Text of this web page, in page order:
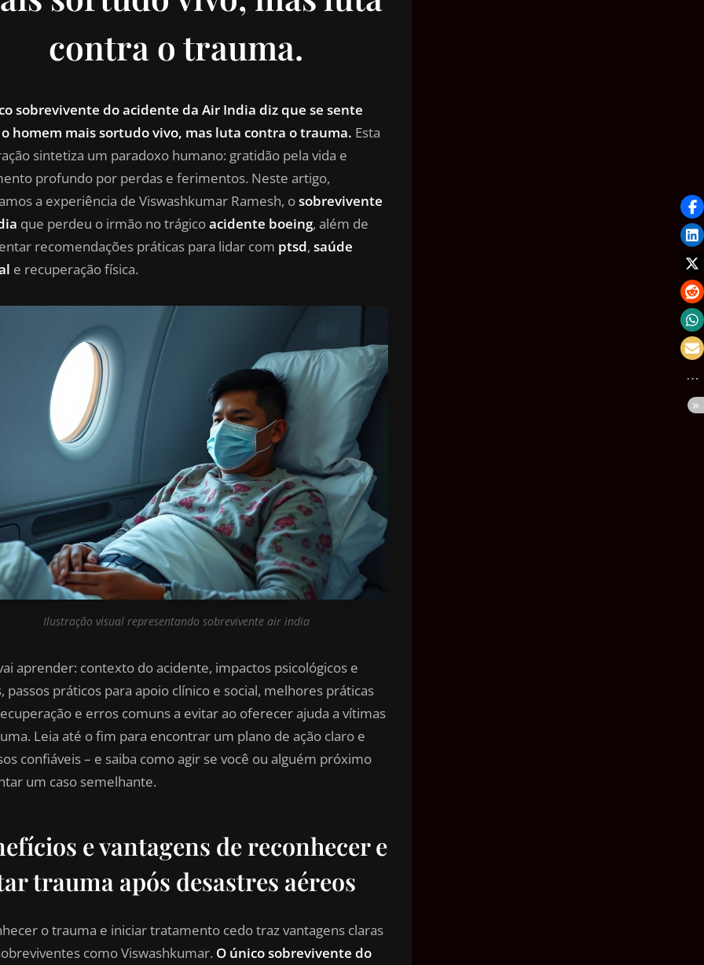
contra o trauma.
sobrevivente do acidente da Air India diz que se sente
homem mais sortudo vivo, mas luta contra o trauma. Esta
sintetiza um paradoxo humano: gratidão pela vida e
profundo por perdas e ferimentos. Neste artigo,
a experiência de Viswashkumar Ramesh, osobrevivente
que perdeu o irmão no trágicoacidente boeing, além de
recomendações práticas para lidar com ptsd, saúde
e recuperação física.
Ilustração visual representando sobrevivente air india
aprender: contexto do acidente, impactos psicológicos e
passos práticos para apoio clínico e social, melhores práticas
e erros comuns a evitar ao oferecer ajuda a vítimas
Leia até o fim para encontrar um plano de ação claro e
confiáveis – e saiba como agir se você ou alguém próximo
um caso semelhante.
e vantagens de reconhecer e
trauma após desastres aéreos
o trauma e iniciar tratamento cedo traz vantagens claras
como Viswashkumar. O único sobrevivente do